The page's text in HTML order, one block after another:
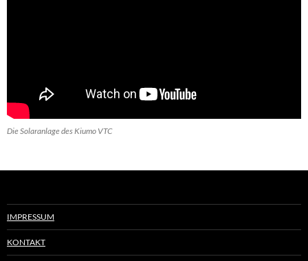
Die Solaranlage des Kiumo VTC
IMPRESSUM
KONTAKT